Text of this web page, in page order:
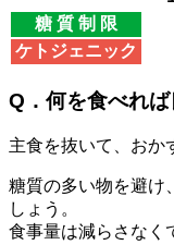
糖 質 制 限
ケトジェニック
Q．何を食べれば
主食を抜いて、おか
糖質の多い物を避け
しょう。
食事量は減らさなく